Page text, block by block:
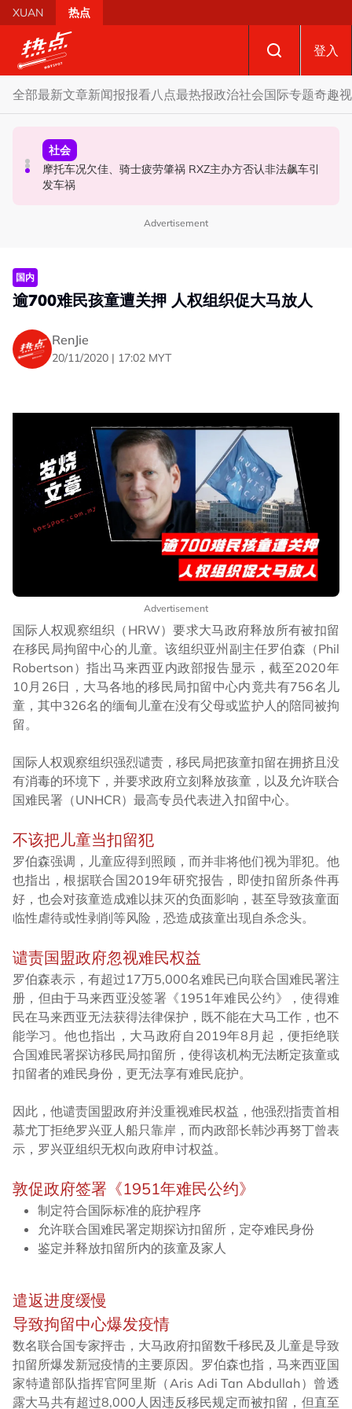
Skip to main content
XUAN 热点
登入
全部最新文章新闻报报看八点最热报政治社会国际专题奇趣
财经
SST成华商远离希盟因素？ 阿末马斯兰：华裔商家更倾向
GST机制
社会
摩托车况欠佳、骑士疲劳肇祸 RXZ主办方否认非法飙车引
发车祸
政治
柔森州选合作奏效 阿末马斯兰吁国阵国盟携手迎战甲州选
Advertisement
国内
逾700难民孩童遭关押 人权组织促大马放人
RenJie
20/11/2020 | 17:02 MYT
Advertisement
国际人权观察组织（HRW）要求大马政府释放所有被扣留
在移民局拘留中心的儿童。该组织亚州副主任罗伯森（Phil
Robertson）指出马来西亚内政部报告显示，截至2020年
10月26日，大马各地的移民局扣留中心内竟共有756名儿
童，其中326名的缅甸儿童在没有父母或监护人的陪同被拘
留。
国际人权观察组织强烈谴责，移民局把孩童扣留在拥挤且没
有消毒的环境下，并要求政府立刻释放孩童，以及允许联合
国难民署（UNHCR）最高专员代表进入扣留中心。
不该把儿童当扣留犯
罗伯森强调，儿童应得到照顾，而并非将他们视为罪犯。他
也指出，根据联合国2019年研究报告，即使扣留所条件再
好，也会对孩童造成难以抹灭的负面影响，甚至导致孩童面
临性虐待或性剥削等风险，恐造成孩童出现自杀念头。
谴责国盟政府忽视难民权益
罗伯森表示，有超过17万5,000名难民已向联合国难民署注
册，但由于马来西亚没签署《1951年难民公约》，使得难
民在马来西亚无法获得法律保护，既不能在大马工作，也不
能学习。他也指出，大马政府自2019年8月起，便拒绝联
合国难民署探访移民局扣留所，使得该机构无法断定孩童或
扣留者的难民身份，更无法享有难民庇护。
因此，他谴责国盟政府并没重视难民权益，他强烈指责首相
慕尤丁拒绝罗兴亚人船只靠岸，而内政部长韩沙再努丁曾表
示，罗兴亚组织无权向政府申讨权益。
敦促政府签署《1951年难民公约》
制定符合国际标准的庇护程序
允许联合国难民署定期探访扣留所，定夺难民身份
鉴定并释放扣留所内的孩童及家人
遣返进度缓慢
导致拘留中心爆发疫情
数名联合国专家抨击，大马政府扣留数千移民及儿童是导致
扣留所爆发新冠疫情的主要原因。罗伯森也指，马来西亚国
家特遣部队指挥官阿里斯（Aris Adi Tan Abdullah）曾透
露大马共有超过8,000人因违反移民规定而被扣留，但直至